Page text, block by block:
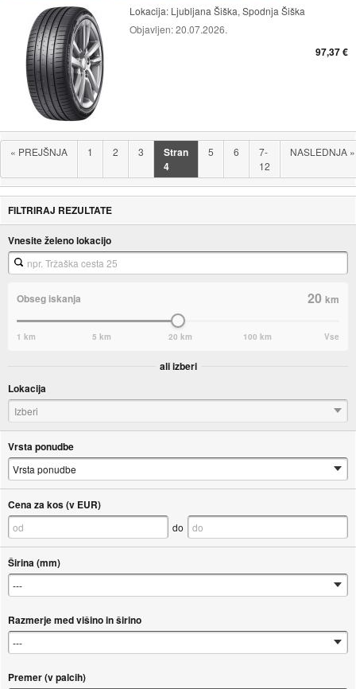
Lokacija: Ljubljana Šiška, Spodnja Šiška
Objavljen:20.07.2026.
97,37 €
« PREJŠNJA 1 2 3
Stran
4
5 6
7-
12
NASLEDNJA »
FILTRIRAJ REZULTATE
Vnesite želeno lokacijo
Obseg iskanja 20km
1 km 5 km 20 km 100 km Vse
ali izberi
Lokacija
Izberi
Vrsta ponudbe
Cena za kos (v EUR)
do
Širina (mm)
Razmerje med višino in širino
Premer (v palcih)